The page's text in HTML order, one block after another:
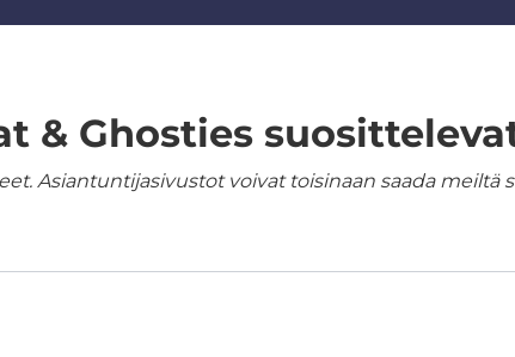
& Ghosties
Asiantuntijasivustot voivat toisinaan saada meiltä